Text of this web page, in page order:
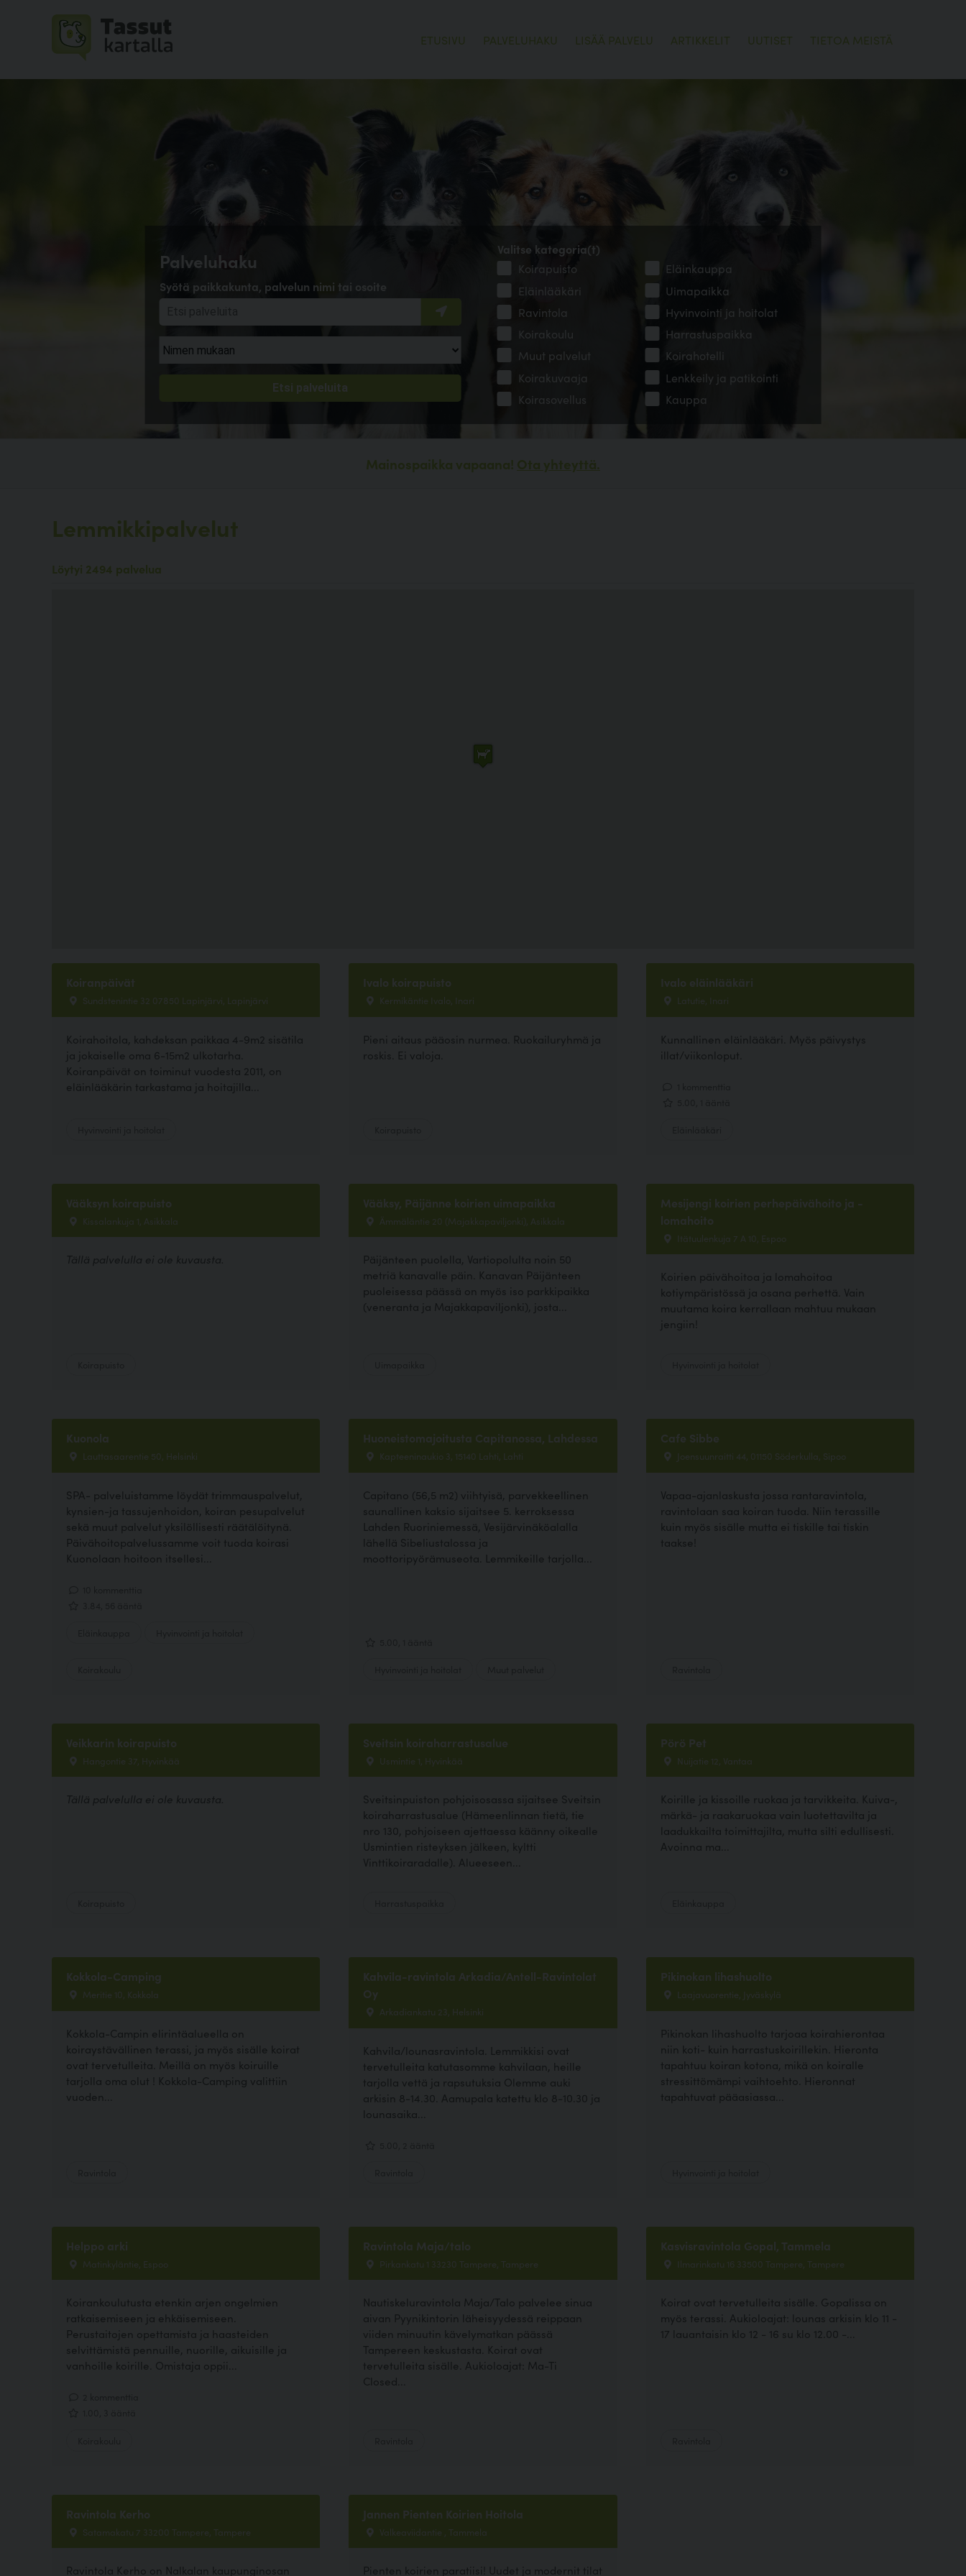
ETUSIVU PALVELUHAKU LISÄÄ PALVELU ARTIKKELIT UUTISET TIETOA MEISTÄ
Palveluhaku
Syötä paikkakunta, palvelun nimi tai osoite
Valitse kategoria(t)
Koirapuisto
Eläinkauppa
Eläinlääkäri
Uimapaikka
Ravintola
Hyvinvointi ja hoitolat
Koirakoulu
Harrastuspaikka
Muut palvelut
Koirahotelli
Koirakuvaaja
Lenkkeily ja patikointi
Koirasovellus
Kauppa
Mainospaikka vapaana! Ota yhteyttä.
Lemmikkipalvelut
Löytyi 2494 palvelua
Koiranpäivät
Sundstenintie 32 07850 Lapinjärvi, Lapinjärvi
Koirahoitola, kahdeksan paikkaa 4-9m2 sisätila
ja jokaiselle oma 6-15m2 ulkotarha.
Koiranpäivät on toiminut vuodesta 2011, on
eläinlääkärin tarkastama ja hoitajilla...
Ivalo koirapuisto
Kermikäntie Ivalo, Inari
Pieni aitaus pääosin nurmea. Ruokailuryhmä ja
roskis. Ei valoja.
Ivalo eläinlääkäri
Latutie, Inari
Kunnallinen eläinlääkäri. Myös päivystys
illat/viikonloput.
Vääksyn koirapuisto
Kissalankuja 1, Asikkala
Tällä palvelulla ei ole kuvausta.
Vääksy, Päijänne koirien uimapaikka
Ämmäläntie 20 (Majakkapaviljonki), Asikkala
Päijänteen puolella, Vartiopolulta noin 50
metriä kanavalle päin. Kanavan Päijänteen
puoleisessa päässä on myös iso parkkipaikka
(veneranta ja Majakkapaviljonki), josta...
Mesijengi koirien perhepäivähoito ja -
lomahoito
Itätuulenkuja 7 A 10, Espoo
Koirien päivähoitoa ja lomahoitoa
kotiympäristössä ja osana perhettä. Vain
muutama koira kerrallaan mahtuu mukaan
jengiin!
Kuonola
Lauttasaarentie 50, Helsinki
SPA- palveluistamme löydät trimmauspalvelut,
kynsien-ja tassujenhoidon, koiran pesupalvelut
sekä muut palvelut yksilöllisesti räätälöitynä.
Päivähoitopalvelussamme voit tuoda koirasi
Kuonolaan hoitoon itsellesi...
Huoneistomajoitusta Capitanossa, Lahdessa
Kapteeninaukio 3, 15140 Lahti, Lahti
Capitano (56,5 m2) viihtyisä, parvekkeellinen
saunallinen kaksio sijaitsee 5. kerroksessa
Lahden Ruoriniemessä, Vesijärvinäköalalla
lähellä Sibeliustalossa ja
moottoripyörämuseota. Lemmikeille tarjolla...
Cafe Sibbe
Joensuunraitti 44, 01150 Söderkulla, Sipoo
Vapaa-ajanlaskusta jossa rantaravintola,
ravintolaan saa koiran tuoda. Niin terassille
kuin myös sisälle mutta ei tiskille tai tiskin
taakse!
Veikkarin koirapuisto
Hangontie 37, Hyvinkää
Tällä palvelulla ei ole kuvausta.
Sveitsin koiraharrastusalue
Usmintie 1, Hyvinkää
Sveitsinpuiston pohjoisosassa sijaitsee Sveitsin
koiraharrastusalue (Hämeenlinnan tietä, tie
nro 130, pohjoiseen ajettaessa käänny oikealle
Usmintien risteyksen jälkeen, kyltti
Vinttikoiraradalle). Alueeseen...
Pörö Pet
Nuijatie 12, Vantaa
Koirille ja kissoille ruokaa ja tarvikkeita. Kuiva-,
märkä- ja raakaruokaa vain luotettavilta ja
laadukkailta toimittajilta, mutta silti edullisesti.
Avoinna ma...
Kokkola-Camping
Meritie 10, Kokkola
Kokkola-Campin elirintäalueella on
koiraystävällinen terassi, ja myös sisälle koirat
ovat tervetulleita. Meillä on myös koiruille
tarjolla oma olut ! Kokkola-Camping valittiin
vuoden...
Kahvila-ravintola Arkadia/Antell-Ravintolat
Oy
Arkadiankatu 23, Helsinki
Kahvila/lounasravintola. Lemmikkisi ovat
tervetulleita katutasomme kahvilaan, heille
tarjolla vettä ja rapsutuksia Olemme auki
arkisin 8-14.30. Aamupala katettu klo 8-10.30 ja
lounasaika...
Pikinokan lihashuolto
Laajavuorentie, Jyväskylä
Pikinokan lihashuolto tarjoaa koirahierontaa
niin koti- kuin harrastuskoirillekin. Hieronta
tapahtuu koiran kotona, mikä on koiralle
stressittömämpi vaihtoehto. Hieronnat
tapahtuvat pääasiassa...
Helppo arki
Matinkyläntie, Espoo
Koirankoulutusta etenkin arjen ongelmien
ratkaisemiseen ja ehkäisemiseen.
Perustaitojen opettamista ja haasteiden
selvittämistä pennuille, nuorille, aikuisille ja
vanhoille koirille. Omistaja oppii...
Ravintola Maja/talo
Pirkankatu 1 33230 Tampere, Tampere
Nautiskeluravintola Maja/Talo palvelee sinua
aivan Pyynikintorin läheisyydessä reippaan
viiden minuutin kävelymatkan päässä
Tampereen keskustasta. Koirat ovat
tervetulleita sisälle. Aukioloajat: Ma-Ti
Closed...
Kasvisravintola Gopal, Tammela
Ilmarinkatu 16 33500 Tampere, Tampere
Koirat ovat tervetulleita sisälle. Gopalissa on
myös terassi. Aukioloajat: lounas arkisin klo 11 -
17 lauantaisin klo 12 - 16 su klo 12.00 -...
Ravintola Kerho
Satamakatu 7 33200 Tampere, Tampere
Ravintola Kerho on Nalkalan kaupunginosan
Jannen Pienten Koirien Hoitola
Valkeaviidantie , Tammela
Pienten koirien paratiisi! Uudet ja modernit tilat